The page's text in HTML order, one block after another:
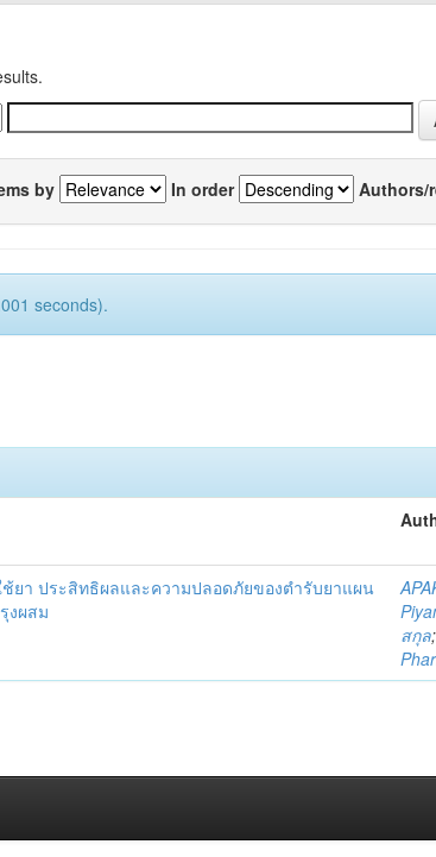
by In order Authors/
seconds).
ยา ประสิทธิผลและความปลอดภัยของตำรับยาแผน
งผสม
สกุล